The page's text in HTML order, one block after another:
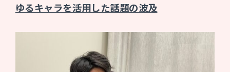
ゆるキャラを活用した話題の波及